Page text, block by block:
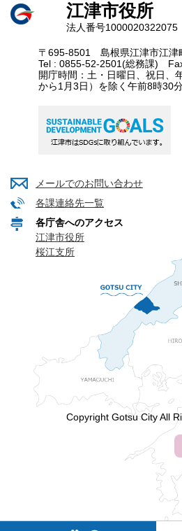
江津市役所
法人番号1000020322075
〒695-8501 島根県江津市江津
Tel : 0855-52-2501(総務課)
開庁時間：土・日曜日、祝日、
から1月3日）を除く午前8時30
メールでのお問い合わせ
各課連絡先一覧
各庁舎へのアクセス
江津市役所
桜江支所
Copyright Gotsu City All